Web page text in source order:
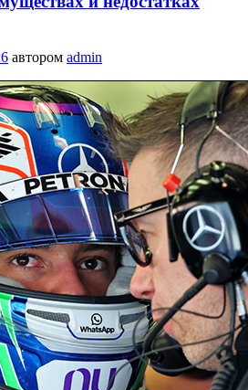
автором admin